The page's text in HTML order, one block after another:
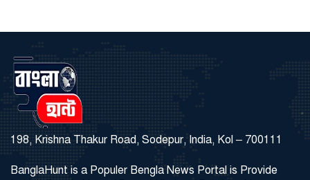
198, Krishna Thakur Road, Sodepur, India, Kol – 700111
BanglaHunt is a Populer Bengla News Portal is Provide